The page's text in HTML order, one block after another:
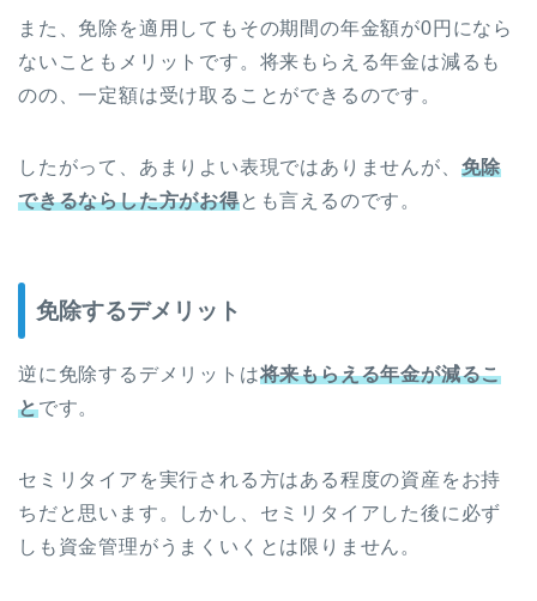
また、免除を適用してもその期間の年金額が0円になら
ないこともメリットです。将来もらえる年金は減るも
のの、一定額は受け取ることができるのです。
したがって、あまりよい表現ではありませんが、 免除
できるならした方がお得とも言えるのです。
免除するデメリット
逆に免除するデメリットは将来もらえる年金が減るこ
とです。
セミリタイアを実行される方はある程度の資産をお持
ちだと思います。しかし、セミリタイアした後に必ず
しも資金管理がうまくいくとは限りません。